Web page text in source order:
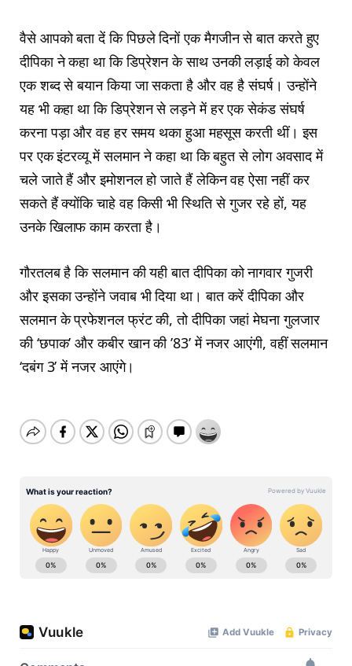
वैसे आपको बता दें कि पिछले दिनों एक मैगजीन से बात करते हुए
दीपिका ने कहा था कि डिप्रेशन के साथ उनकी लड़ाई को केवल
एक शब्द से बयान किया जा सकता है और वह है संघर्ष। उन्होंने
यह भी कहा था कि डिप्रेशन से लड़ने में हर एक सेकंड संघर्ष
करना पड़ा और वह हर समय थका हुआ महसूस करती थीं। इस
पर एक इंटरव्यू में सलमान ने कहा था कि बहुत से लोग अवसाद में
चले जाते हैं और इमोशनल हो जाते हैं लेकिन वह ऐसा नहीं कर
सकते हैं क्योंकि चाहे वह किसी भी स्थिति से गुजर रहे हों, यह
उनके खिलाफ काम करता है।
गौरतलब है कि सलमान की यही बात दीपिका को नागवार गुजरी
और इसका उन्होंने जवाब भी दिया था। बात करें दीपिका और
सलमान के प्रफेशनल फ्रंट की, तो दीपिका जहां मेघना गुलजार
की ‘छपाक’ और कबीर खान की ’83’ में नजर आएंगी, वहीं सलमान
‘दबंग 3’ में नजर आएंगे।